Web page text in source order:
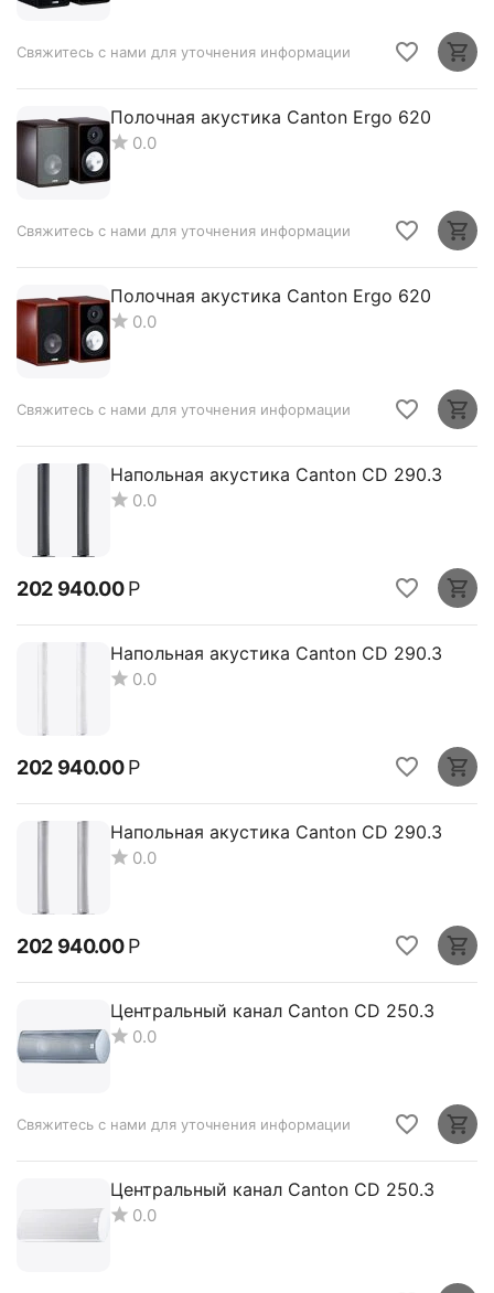
Свяжитесь с нами для уточнения информации
Полочная акустика Canton Ergo 620
0.0
Свяжитесь с нами для уточнения информации
Полочная акустика Canton Ergo 620
0.0
Свяжитесь с нами для уточнения информации
Напольная акустика Canton CD 290.3
0.0
202 940.00 Р
Напольная акустика Canton CD 290.3
0.0
202 940.00 Р
Напольная акустика Canton CD 290.3
0.0
202 940.00 Р
Центральный канал Canton CD 250.3
0.0
Свяжитесь с нами для уточнения информации
Центральный канал Canton CD 250.3
0.0